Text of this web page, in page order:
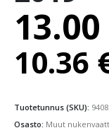
13.00
10.36
Tuotetunnus (SKU): 9408
Osasto: Muut